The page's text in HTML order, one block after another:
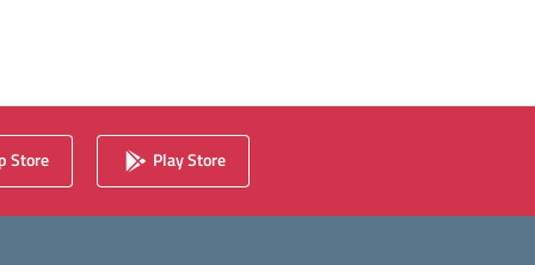
Store Play Store